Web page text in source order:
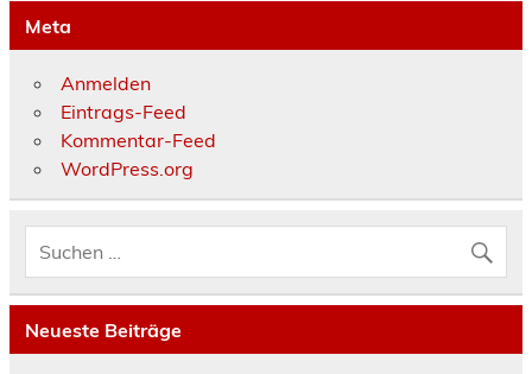
Meta
Anmelden
Eintrags-Feed
Kommentar-Feed
WordPress.org
Neueste Beiträge